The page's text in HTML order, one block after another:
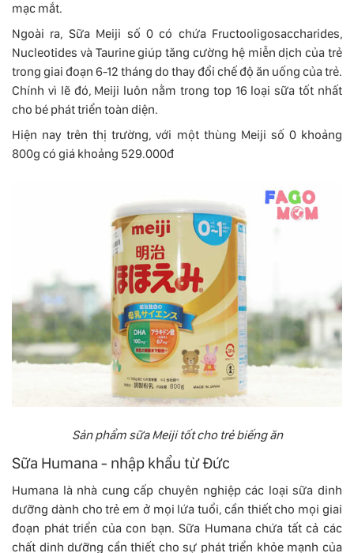
mạc mắt.
Ngoài ra, Sữa Meiji số 0 có chứa Fructooligosaccharides,
Nucleotides và Taurine giúp tăng cường hệ miễn dịch của trẻ
trong giai đoạn 6-12 tháng do thay đổi chế độ ăn uống của trẻ.
Chính vì lẽ đó, Meiji luôn nằm trong top 16 loại sữa tốt nhất
cho bé phát triển toàn diện.
Hiện nay trên thị trường, với một thùng Meiji số 0 khoảng
800g có giá khoảng 529.000đ
Sản phẩm sữa Meiji tốt cho trẻ biếng ăn
Sữa Humana - nhập khẩu từ Đức
Humana là nhà cung cấp chuyên nghiệp các loại sữa dinh
dưỡng dành cho trẻ em ở mọi lứa tuổi, cần thiết cho mọi giai
đoạn phát triển của con bạn. Sữa Humana chứa tất cả các
chất dinh dưỡng cần thiết cho sự phát triển khỏe mạnh của